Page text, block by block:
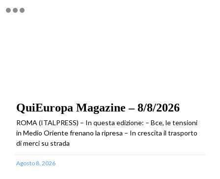
QuiEuropa Magazine – 8/8/2026
ROMA (ITALPRESS) – In questa edizione: – Bce, le tensioni
in Medio Oriente frenano la ripresa – In crescita il trasporto
di merci su strada
Agosto 8, 2026